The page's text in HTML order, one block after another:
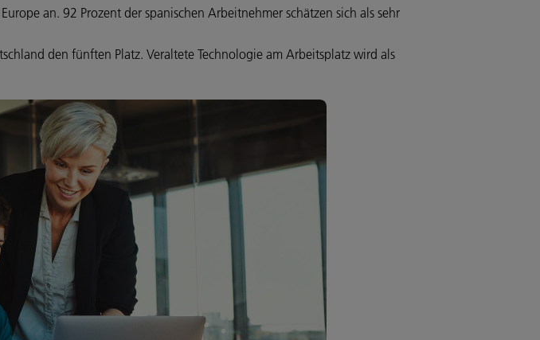
an. 92 Prozent der spanischen Arbeitnehmer schätzen sich als sehr
den fünften Platz. Veraltete Technologie am Arbeitsplatz wird als